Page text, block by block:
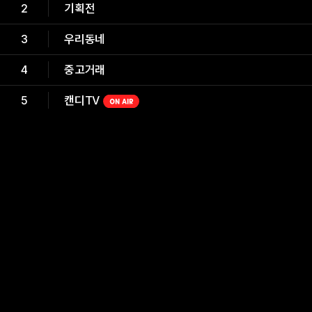
2 기획전
3 우리동네
4 중고거래
5 캔디TV